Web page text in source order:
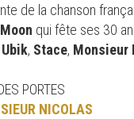
de la chanson
qui fête ses 30
, Stace, Monsieur
PORTES
NICOLAS